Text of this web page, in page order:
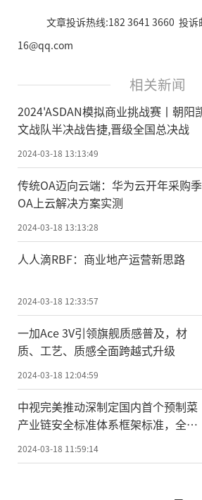
文章投诉热线:182 3641 3660 投诉
16@qq.com
相关新闻
2024'ASDAN模拟商业挑战赛丨朝阳
文战队半决战告捷,晋级全国总决战
2024-03-18 13:13:49
传统OA迈向云端：华为云开年采购季
OA上云解决方案实测
2024-03-18 13:13:28
人人滴RBF：商业地产运营新思路
2024-03-18 12:33:57
一加Ace 3V引领旗舰质感普及，材
质、工艺、质感全面跨越式升级
2024-03-18 12:04:59
中视完美推动深制定国内首个预制菜
产业链安全标准体系框架标准，全面
2024-03-18 11:59:14